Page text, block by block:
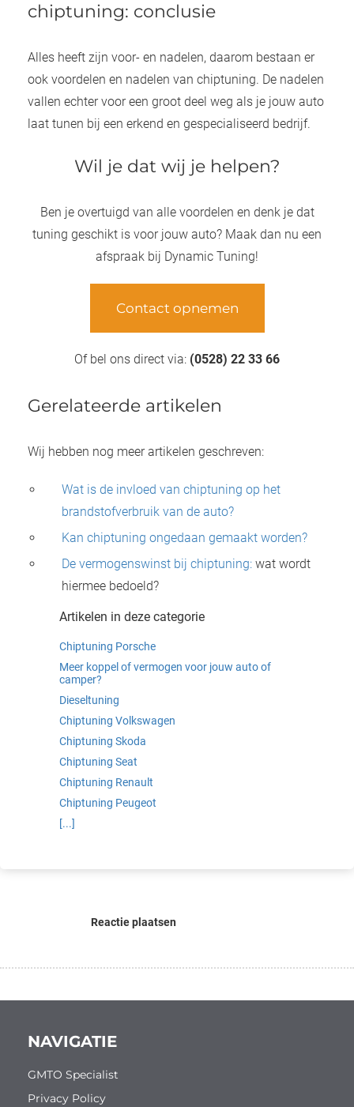
chiptuning: conclusie
Alles heeft zijn voor- en nadelen, daarom bestaan er
ook voordelen en nadelen van chiptuning. De nadelen
vallen echter voor een groot deel weg als je jouw auto
laat tunen bij een erkend en gespecialiseerd bedrijf.
Wil je dat wij je helpen?
Ben je overtuigd van alle voordelen en denk je dat
tuning geschikt is voor jouw auto? Maak dan nu een
afspraak bij Dynamic Tuning!
Contact opnemen
Of bel ons direct via: (0528) 22 33 66
Gerelateerde artikelen
Wij hebben nog meer artikelen geschreven:
Wat is de invloed van chiptuning op het
brandstofverbruik van de auto?
Kan chiptuning ongedaan gemaakt worden?
De vermogenswinst bij chiptuning: wat wordt
hiermee bedoeld?
Artikelen in deze categorie
Chiptuning Porsche
Meer koppel of vermogen voor jouw auto of
camper?
Dieseltuning
Chiptuning Volkswagen
Chiptuning Skoda
Chiptuning Seat
Chiptuning Renault
Chiptuning Peugeot
[...]
Reactie plaatsen
NAVIGATIE
GMTO Specialist
Privacy Policy